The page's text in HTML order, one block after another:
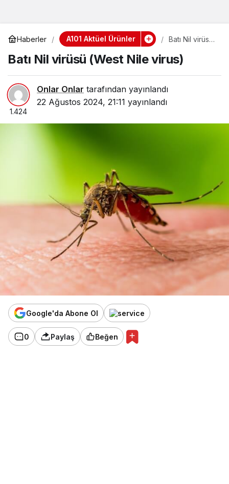
Haberler A101 Aktüel Ürünler
Batı Nil virüsü
virus)
Batı Nil virüsü (West Nile virus)
Onlar Onlar tarafından yayınlandı
22 Ağustos 2024, 21:11 yayınlandı
1.424
Google'da Abone Ol
0 Paylaş Beğen